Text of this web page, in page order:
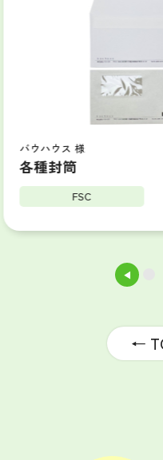
千代田建工 様
紙ファイル
プラスチック・スマ
◀
←